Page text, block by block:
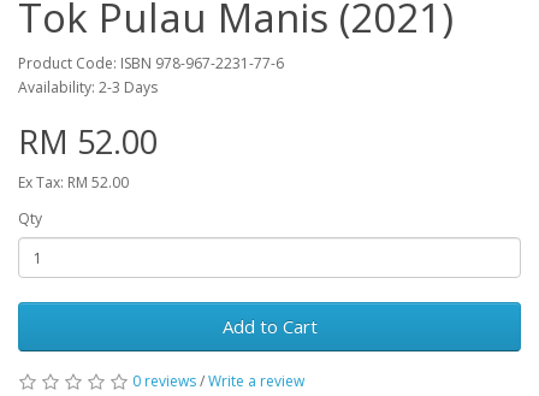
Tok Pulau Manis (2021)
Product Code: ISBN 978-967-2231-77-6
Availability: 2-3 Days
RM 52.00
Ex Tax: RM 52.00
Qty
Add to Cart
0 reviews/Write a review